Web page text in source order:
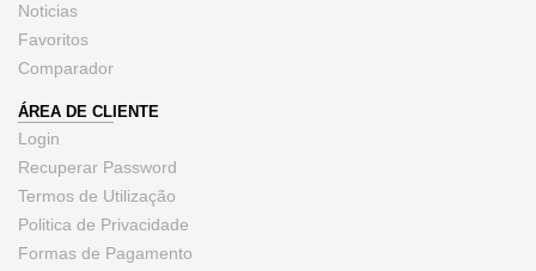
Noticias
Favoritos
Comparador
ÁREA DE CLIENTE
Login
Recuperar Password
Termos de Utilização
Politica de Privacidade
Formas de Pagamento